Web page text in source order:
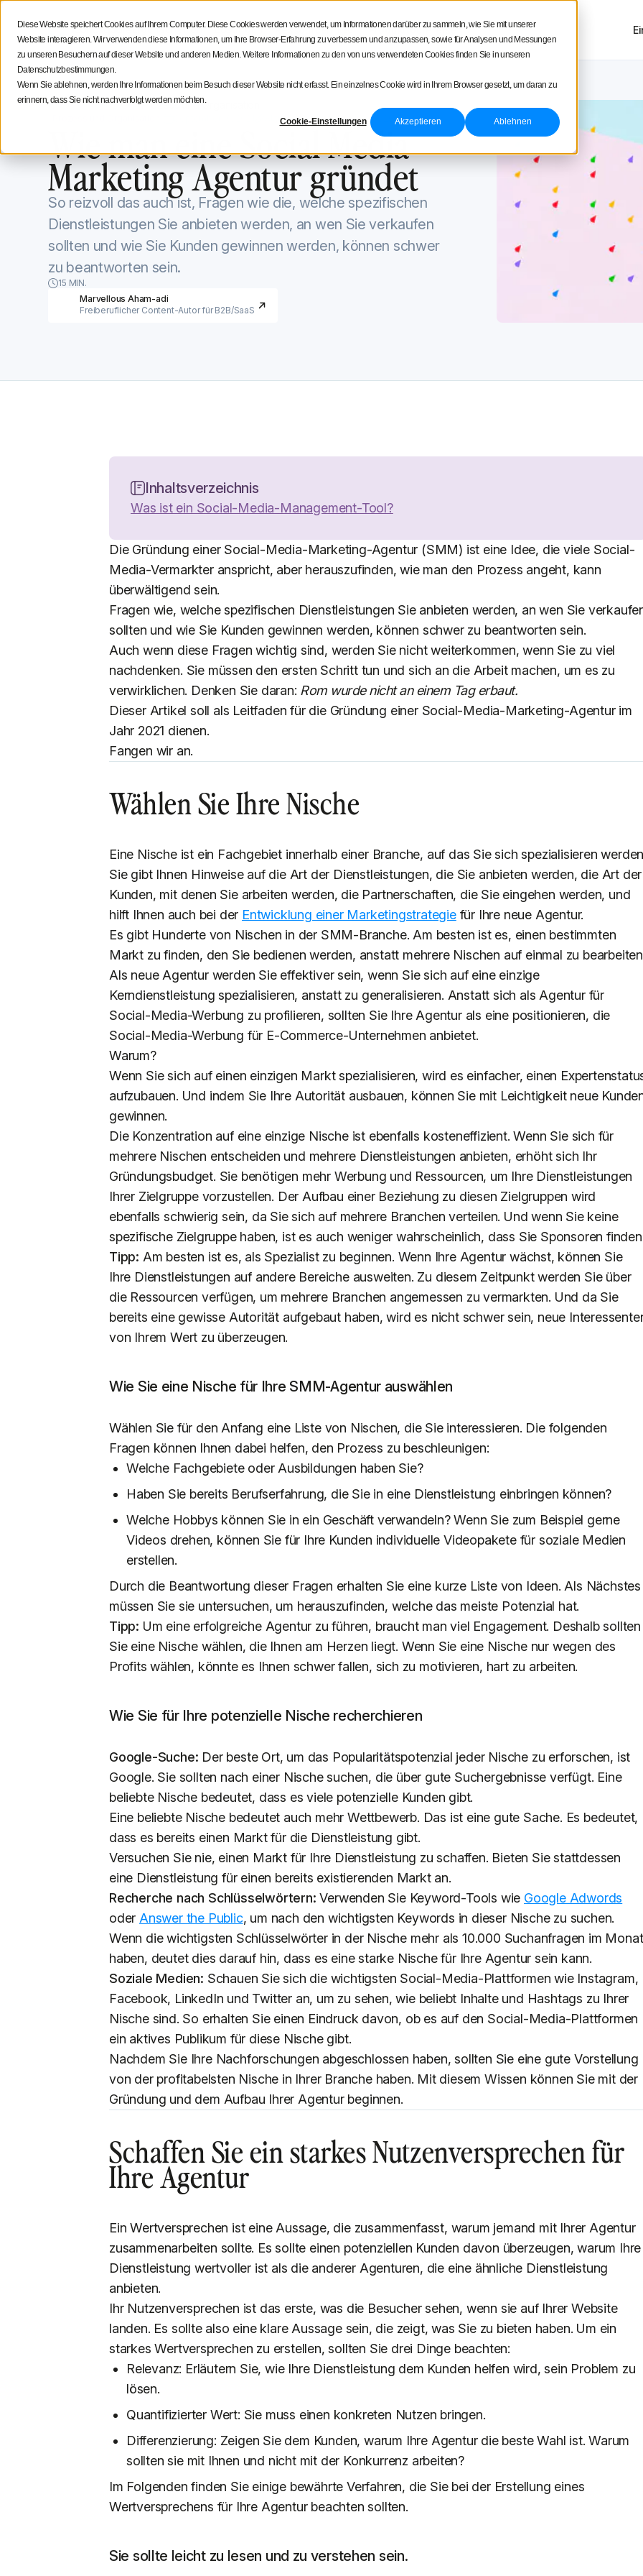
Diese Website speichert Cookies auf Ihrem Computer. Diese Cookies werden verwendet, um Informationen darüber zu sammeln, wie Sie mit unserer
Website interagieren. Wir verwenden diese Informationen, um Ihre Browser-Erfahrung zu verbessern und anzupassen, sowie für Analysen und Messungen
zu unseren Besuchern auf dieser Website und anderen Medien. Weitere Informationen zu den von uns verwendeten Cookies finden Sie in unseren
Datenschutzbestimmungen.
Wenn Sie ablehnen, werden Ihre Informationen beim Besuch dieser Website nicht erfasst. Ein einzelnes Cookie wird in Ihrem Browser gesetzt, um daran zu
erinnern, dass Sie nicht nachverfolgt werden möchten.
Cookie-Einstellungen Akzeptieren Ablehnen
Eigenschaften Lösungen Ressourcen NEU ProdukttourPreise
Social Media Strategie Tipps für Creatoren Iconosquare
Iconosquare -Blog Prozess und Organisation
Aktualisiert amNovember 14, 2021
Wie man eine Social Media
Marketing Agentur gründet
So reizvoll das auch ist, Fragen wie die, welche spezifischen
Dienstleistungen Sie anbieten werden, an wen Sie verkaufen
sollten und wie Sie Kunden gewinnen werden, können schwer
zu beantworten sein.
15 MIN.
Marvellous Aham-adi
Freiberuflicher Content-Autor für B2B/SaaS
Inhaltsverzeichnis
Was ist ein Social-Media-Management-Tool?
Die Gründung einer Social-Media-Marketing-Agentur (SMM) ist eine Idee, die viele Social-
Media-Vermarkter anspricht, aber herauszufinden, wie man den Prozess angeht, kann
überwältigend sein.
Fragen wie, welche spezifischen Dienstleistungen Sie anbieten werden, an wen Sie
sollten und wie Sie Kunden gewinnen werden, können schwer zu beantworten sein.
Auch wenn diese Fragen wichtig sind, werden Sie nicht weiterkommen, wenn Sie zu viel
nachdenken. Sie müssen den ersten Schritt tun und sich an die Arbeit machen, um es zu
verwirklichen. Denken Sie daran: Rom wurde nicht an einem Tag erbaut.
Dieser Artikel soll als Leitfaden für die Gründung einer Social-Media-Marketing-Agentur im
Jahr 2021 dienen.
Fangen wir an.
Wählen Sie Ihre Nische
Eine Nische ist ein Fachgebiet innerhalb einer Branche, auf das Sie sich spezialisieren
Sie gibt Ihnen Hinweise auf die Art der Dienstleistungen, die Sie anbieten werden, die Art der
Kunden, mit denen Sie arbeiten werden, die Partnerschaften, die Sie eingehen werden, und
hilft Ihnen auch bei der Entwicklung einer Marketingstrategiefür Ihre neue Agentur.
Es gibt Hunderte von Nischen in der SMM-Branche. Am besten ist es, einen bestimmten
Markt zu finden, den Sie bedienen werden, anstatt mehrere Nischen auf einmal zu
Als neue Agentur werden Sie effektiver sein, wenn Sie sich auf eine einzige
Kerndienstleistung spezialisieren, anstatt zu generalisieren. Anstatt sich als Agentur für
Social-Media-Werbung zu profilieren, sollten Sie Ihre Agentur als eine positionieren, die
Social-Media-Werbung für E-Commerce-Unternehmen anbietet.
Warum?
Wenn Sie sich auf einen einzigen Markt spezialisieren, wird es einfacher, einen
aufzubauen. Und indem Sie Ihre Autorität ausbauen, können Sie mit Leichtigkeit neue
gewinnen.
Die Konzentration auf eine einzige Nische ist ebenfalls kosteneffizient. Wenn Sie sich für
mehrere Nischen entscheiden und mehrere Dienstleistungen anbieten, erhöht sich Ihr
Gründungsbudget. Sie benötigen mehr Werbung und Ressourcen, um Ihre Dienstleistungen
Ihrer Zielgruppe vorzustellen. Der Aufbau einer Beziehung zu diesen Zielgruppen wird
ebenfalls schwierig sein, da Sie sich auf mehrere Branchen verteilen. Und wenn Sie keine
spezifische Zielgruppe haben, ist es auch weniger wahrscheinlich, dass Sie Sponsoren
Tipp: Am besten ist es, als Spezialist zu beginnen. Wenn Ihre Agentur wächst, können Sie
Ihre Dienstleistungen auf andere Bereiche ausweiten. Zu diesem Zeitpunkt werden Sie über
die Ressourcen verfügen, um mehrere Branchen angemessen zu vermarkten. Und da Sie
bereits eine gewisse Autorität aufgebaut haben, wird es nicht schwer sein, neue
von Ihrem Wert zu überzeugen.
Wie Sie eine Nische für Ihre SMM-Agentur auswählen
Wählen Sie für den Anfang eine Liste von Nischen, die Sie interessieren. Die folgenden
Fragen können Ihnen dabei helfen, den Prozess zu beschleunigen:
Welche Fachgebiete oder Ausbildungen haben Sie?
Haben Sie bereits Berufserfahrung, die Sie in eine Dienstleistung einbringen können?
Welche Hobbys können Sie in ein Geschäft verwandeln? Wenn Sie zum Beispiel gerne
Videos drehen, können Sie für Ihre Kunden individuelle Videopakete für soziale Medien
erstellen.
Durch die Beantwortung dieser Fragen erhalten Sie eine kurze Liste von Ideen. Als Nächstes
müssen Sie sie untersuchen, um herauszufinden, welche das meiste Potenzial hat.
Tipp: Um eine erfolgreiche Agentur zu führen, braucht man viel Engagement. Deshalb sollten
Sie eine Nische wählen, die Ihnen am Herzen liegt. Wenn Sie eine Nische nur wegen des
Profits wählen, könnte es Ihnen schwer fallen, sich zu motivieren, hart zu arbeiten.
Wie Sie für Ihre potenzielle Nische recherchieren
Google-Suche: Der beste Ort, um das Popularitätspotenzial jeder Nische zu erforschen, ist
Google. Sie sollten nach einer Nische suchen, die über gute Suchergebnisse verfügt. Eine
beliebte Nische bedeutet, dass es viele potenzielle Kunden gibt.
Eine beliebte Nische bedeutet auch mehr Wettbewerb. Das ist eine gute Sache. Es bedeutet,
dass es bereits einen Markt für die Dienstleistung gibt.
Versuchen Sie nie, einen Markt für Ihre Dienstleistung zu schaffen. Bieten Sie stattdessen
eine Dienstleistung für einen bereits existierenden Markt an.
Recherche nach Schlüsselwörtern:Verwenden Sie Keyword-Tools wie Google Adwords
oder Answer the Public, um nach den wichtigsten Keywords in dieser Nische zu suchen.
Wenn die wichtigsten Schlüsselwörter in der Nische mehr als 10.000 Suchanfragen im Monat
haben, deutet dies darauf hin, dass es eine starke Nische für Ihre Agentur sein kann.
Soziale Medien: Schauen Sie sich die wichtigsten Social-Media-Plattformen wie Instagram,
Facebook, LinkedIn und Twitter an, um zu sehen, wie beliebt Inhalte und Hashtags zu Ihrer
Nische sind. So erhalten Sie einen Eindruck davon, ob es auf den Social-Media-Plattformen
ein aktives Publikum für diese Nische gibt.
Nachdem Sie Ihre Nachforschungen abgeschlossen haben, sollten Sie eine gute Vorstellung
von der profitabelsten Nische in Ihrer Branche haben. Mit diesem Wissen können Sie mit der
Gründung und dem Aufbau Ihrer Agentur beginnen.
Schaffen Sie ein starkes Nutzenversprechen für
Ihre Agentur
Ein Wertversprechen ist eine Aussage, die zusammenfasst, warum jemand mit Ihrer Agentur
zusammenarbeiten sollte. Es sollte einen potenziellen Kunden davon überzeugen, warum Ihre
Dienstleistung wertvoller ist als die anderer Agenturen, die eine ähnliche Dienstleistung
anbieten.
Ihr Nutzenversprechen ist das erste, was die Besucher sehen, wenn sie auf Ihrer Website
landen. Es sollte also eine klare Aussage sein, die zeigt, was Sie zu bieten haben. Um ein
starkes Wertversprechen zu erstellen, sollten Sie drei Dinge beachten:
Relevanz: Erläutern Sie, wie Ihre Dienstleistung dem Kunden helfen wird, sein Problem zu
lösen.
Quantifizierter Wert: Sie muss einen konkreten Nutzen bringen.
Differenzierung: Zeigen Sie dem Kunden, warum Ihre Agentur die beste Wahl ist. Warum
sollten sie mit Ihnen und nicht mit der Konkurrenz arbeiten?
Im Folgenden finden Sie einige bewährte Verfahren, die Sie bei der Erstellung eines
Wertversprechens für Ihre Agentur beachten sollten.
Sie sollte leicht zu lesen und zu verstehen sein.